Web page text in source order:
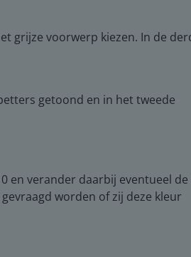
grijze voorwerp kiezen. In de
getoond en in het tweede
en verander daarbij eventueel de
worden of zij deze kleur